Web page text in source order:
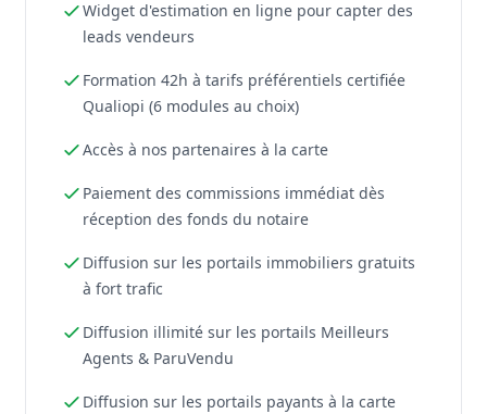
Widget d'estimation en ligne pour capter des
leads vendeurs
Formation 42h à tarifs préférentiels certifiée
Qualiopi (6 modules au choix)
Accès à nos partenaires à la carte
Paiement des commissions immédiat dès
réception des fonds du notaire
Diffusion sur les portails immobiliers gratuits
à fort trafic
Diffusion illimité sur les portails Meilleurs
Agents & ParuVendu
Diffusion sur les portails payants à la carte